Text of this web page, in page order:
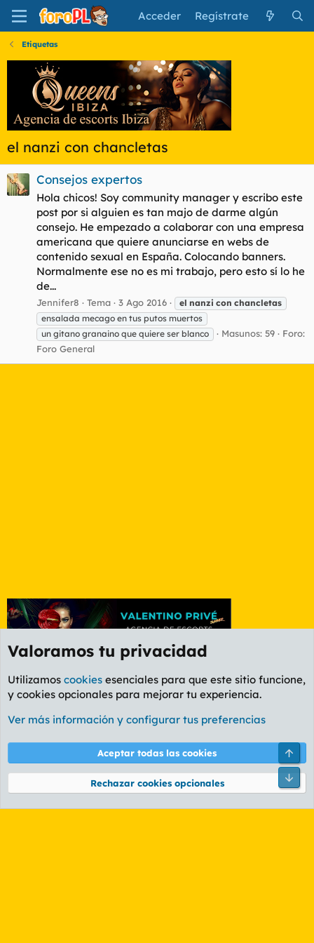
Acceder Regístrate
Etiquetas
el nanzi con chancletas
Consejos expertos
Hola chicos! Soy community manager y escribo este
post por si alguien es tan majo de darme algún
consejo. He empezado a colaborar con una empresa
americana que quiere anunciarse en webs de
contenido sexual en España. Colocando banners.
Normalmente ese no es mi trabajo, pero esto sí lo he
de...
Jennifer8 Tema 3 Ago 2016 el nanzi con chancletas
ensalada mecago en tus putos muertos
un gitano granaino que quiere ser blanco
Masunos: 59
Foro:
Foro General
Etiquetas
Cookies
PL OLDSTYLE AMARILLO
Términos y reglas Política de privacidad Ayuda
Community platform by XenForo® © 2010-2026 XenForo Ltd.
Valoramos tu privacidad
Utilizamos cookies esenciales para que este sitio funcione,
y cookies opcionales para mejorar tu experiencia.
Ver más información y configurar tus preferencias
Aceptar todas las cookies
Rechazar cookies opcionales
Pie